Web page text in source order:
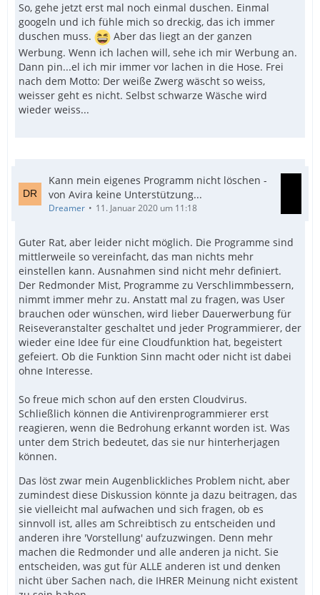
So, gehe jetzt erst mal noch einmal duschen. Einmal
googeln und ich fühle mich so dreckig, das ich immer
duschen muss.
Aber das liegt an der ganzen
Werbung. Wenn ich lachen will, sehe ich mir Werbung an.
Dann pin...el ich mir immer vor lachen in die Hose. Frei
nach dem Motto: Der weiße Zwerg wäscht so weiss,
weisser geht es nicht. Selbst schwarze Wäsche wird
wieder weiss...
Kann mein eigenes Programm nicht löschen -
von Avira keine Unterstützung...
Dreamer 11. Januar 2020 um 11:18
Guter Rat, aber leider nicht möglich. Die Programme sind
mittlerweile so vereinfacht, das man nichts mehr
einstellen kann. Ausnahmen sind nicht mehr definiert.
Der Redmonder Mist, Programme zu Verschlimmbessern,
nimmt immer mehr zu. Anstatt mal zu fragen, was User
brauchen oder wünschen, wird lieber Dauerwerbung für
Reiseveranstalter geschaltet und jeder Programmierer, der
wieder eine Idee für eine Cloudfunktion hat, begeistert
gefeiert. Ob die Funktion Sinn macht oder nicht ist dabei
ohne Interesse.
So freue mich schon auf den ersten Cloudvirus.
Schließlich können die Antivirenprogrammierer erst
reagieren, wenn die Bedrohung erkannt worden ist. Was
unter dem Strich bedeutet, das sie nur hinterherjagen
können.
Das löst zwar mein Augenblickliches Problem nicht, aber
zumindest diese Diskussion könnte ja dazu beitragen, das
sie vielleicht mal aufwachen und sich fragen, ob es
sinnvoll ist, alles am Schreibtisch zu entscheiden und
anderen ihre 'Vorstellung' aufzuzwingen. Denn mehr
machen die Redmonder und alle anderen ja nicht. Sie
entscheiden, was gut für ALLE anderen ist und denken
nicht über Sachen nach, die IHRER Meinung nicht existent